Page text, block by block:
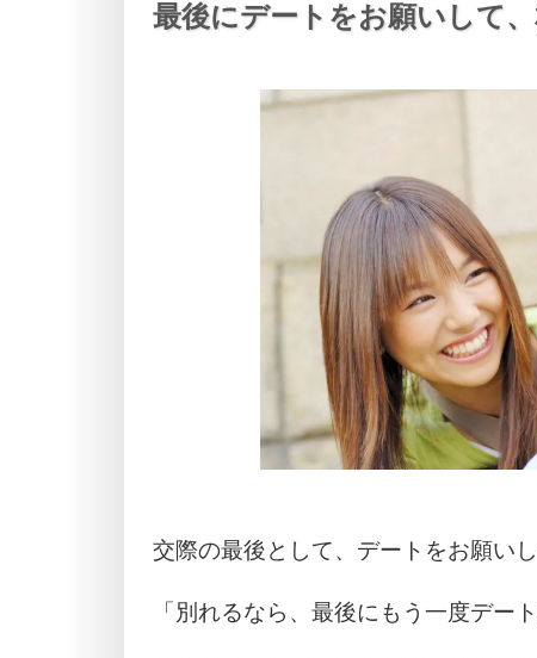
最後にデートをお願いして、
交際の最後として、デートをお願い
「別れるなら、最後にもう一度デー